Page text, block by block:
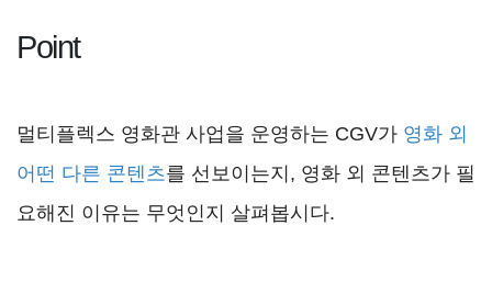
Point
멀티플렉스 영화관 사업을 운영하는 CGV가 영화 외
어떤 다른 콘텐츠를 선보이는지, 영화 외 콘텐츠가 필
요해진 이유는 무엇인지 살펴봅시다.